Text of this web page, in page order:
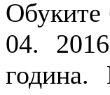
Обуките
04.
година.